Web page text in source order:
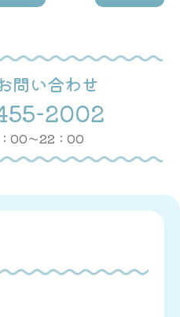
問い合わせ
2002
00〜22：00